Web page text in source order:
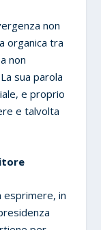
non
organica tra
non
sua parola
e proprio
e talvolta
esprimere, in